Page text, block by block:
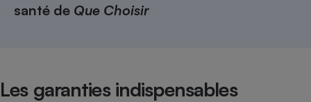
santé de Que Choisir
Les garanties indispensablesRadiateur électrique